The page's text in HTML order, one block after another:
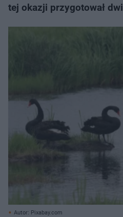
tej okazji przygotował
Autor: Pixabay.com